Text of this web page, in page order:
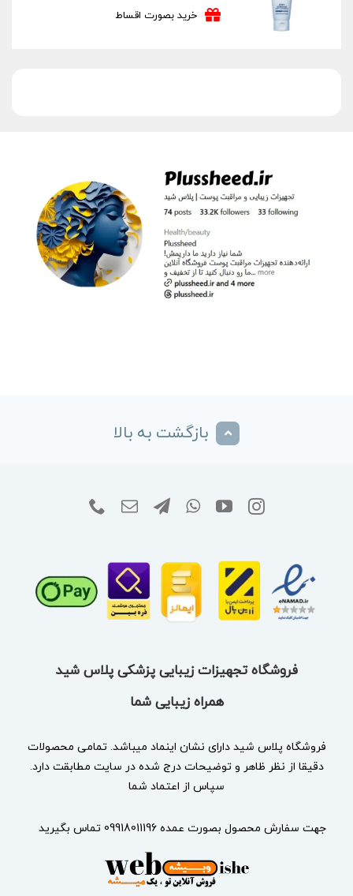
خرید بصورت اقساط
بازگشت به بالا
فروشگاه تجهیزات زیبایی پزشکی پلاس شید
همراه زیبایی شما
فروشگاه پلاس شید دارای نشان اینماد میباشد. تمامی محصولات
دقیقا از نظر ظاهر و توضیحات درج شده در سایت مطابقت دارد.
سپاس از اعتماد شما
جهت سفارش محصول بصورت عمده 09918011196 تماس بگیرید